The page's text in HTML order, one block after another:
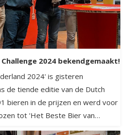
2024 bekendgemaakt!
2024' is gisteren
de tiende editie van de Dutch
bieren in de prijzen en werd voor
tot 'Het Beste Bier van